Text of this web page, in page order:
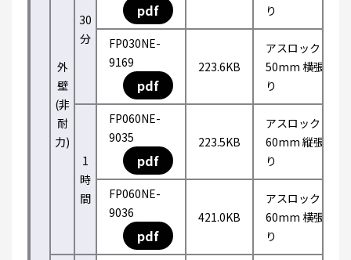
外
壁
(非
耐
力)
30
分
pdf
り
FP030NE-
9169
pdf
223.6KB
アスロック
50mm 横張
り
1
時
間
FP060NE-
9035
pdf
223.5KB
アスロック
60mm 縦張
り
FP060NE-
9036
pdf
421.0KB
アスロック
60mm 横張
り